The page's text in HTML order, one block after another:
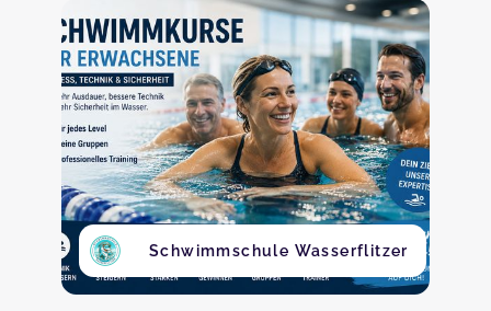
Schwimmschule Wasserflitzer